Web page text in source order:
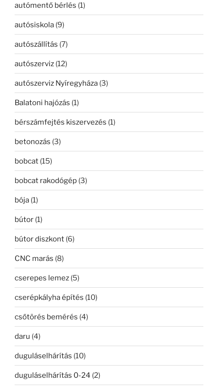
autómentő bérlés (1)
autósiskola (9)
autószállítás (7)
autószerviz (12)
autószerviz Nyíregyháza (3)
Balatoni hajózás (1)
bérszámfejtés kiszervezés (1)
betonozás (3)
bobcat (15)
bobcat rakodógép (3)
bója (1)
bútor (1)
bútor diszkont (6)
CNC marás (8)
cserepes lemez (5)
cserépkályha építés (10)
csőtörés bemérés (4)
daru (4)
duguláselhárítás (10)
duguláselhárítás 0-24 (2)